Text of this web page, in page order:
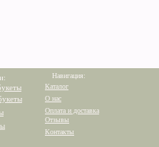
Контакты
Отзывы
Оплата и доставка
О нас
Каталог
Навигация: